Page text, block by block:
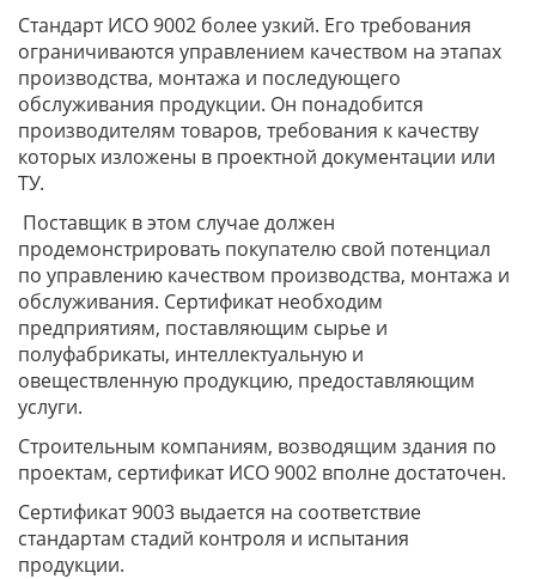
Стандарт ИСО 9002 более узкий. Его требования
ограничиваются управлением качеством на этапах
производства, монтажа и последующего
обслуживания продукции. Он понадобится
производителям товаров, требования к качеству
которых изложены в проектной документации или
ТУ.
Поставщик в этом случае должен
продемонстрировать покупателю свой потенциал
по управлению качеством производства, монтажа и
обслуживания. Сертификат необходим
предприятиям, поставляющим сырье и
полуфабрикаты, интеллектуальную и
овеществленную продукцию, предоставляющим
услуги.
Строительным компаниям, возводящим здания по
проектам, сертификат ИСО 9002 вполне достаточен.
Сертификат 9003 выдается на соответствие
стандартам стадий контроля и испытания
продукции.